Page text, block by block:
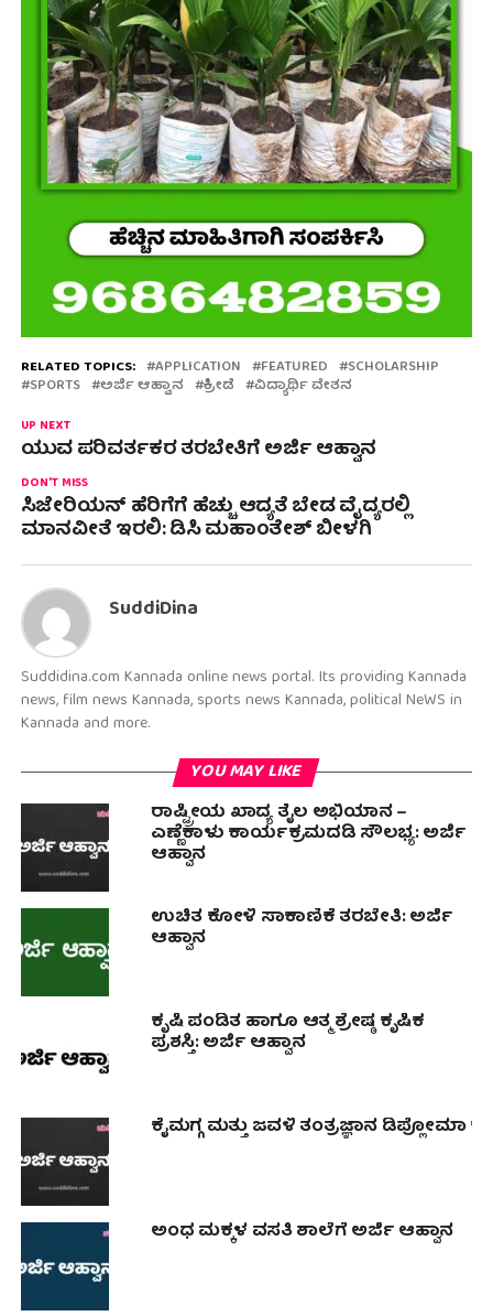
RELATED TOPICS: APPLICATION FEATURED SCHOLARSHIP
SPORTS ಅರ್ಜಿ ಆಹ್ವಾನ ಕ್ರೀಡೆ ವಿದ್ಯಾರ್ಥಿ ವೇತನ
UP NEXT
ಯುವ ಪರಿವರ್ತಕರ ತರಬೇತಿಗೆ ಅರ್ಜಿ ಆಹ್ವಾನ
DON'T MISS
ಸಿಜೇರಿಯನ್ ಹೆರಿಗೆಗೆ ಹೆಚ್ಚು ಆದ್ಯತೆ ಬೇಡ ವೈದ್ಯರಲ್ಲಿ
ಮಾನವೀತೆ ಇರಲಿ: ಡಿಸಿ ಮಹಾಂತೇಶ್ ಬೀಳಗಿ
SuddiDina
Suddidina.com Kannada online news portal. Its providing Kannada
news, film news Kannada, sports news Kannada, political NeWS in
Kannada and more.
YOU MAY LIKE
ರಾಷ್ಟ್ರೀಯ ಖಾದ್ಯ ತೈಲ ಅಭಿಯಾನ –
ಎಣ್ಣೆಕಾಳು ಕಾರ್ಯಕ್ರಮದಡಿ ಸೌಲಭ್ಯ: ಅರ್ಜಿ
ಆಹ್ವಾನ
ಉಚಿತ ಕೋಳಿ ಸಾಕಾಣಿಕೆ ತರಬೇತಿ: ಅರ್ಜಿ
ಆಹ್ವಾನ
ಕೃಷಿ ಪಂಡಿತ ಹಾಗೂ ಆತ್ಮ ಶ್ರೇಷ್ಠ ಕೃಷಿಕ
ಪ್ರಶಸ್ತಿ: ಅರ್ಜಿ ಆಹ್ವಾನ
ಕೈಮಗ್ಗ ಮತ್ತು ಜವಳಿ ತಂತ್ರಜ್ಞಾನ ಡಿಪ್ಲೋಮಾ
ಅಂಧ ಮಕ್ಕಳ ವಸತಿ ಶಾಲೆಗೆ ಅರ್ಜಿ ಆಹ್ವಾನ